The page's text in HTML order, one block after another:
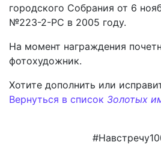
городского Собрания от 6
№223-2-РС в 2005 году.
На момент награждения
фотохудожник.
Хотите дополнить или
Вернуться в список Золотых